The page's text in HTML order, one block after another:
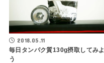
2018.05.11
毎日タンパク質130g摂取してみよ
う